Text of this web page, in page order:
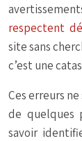
respectent
site sans
c’est une
Ces erreurs
de quelques
savoir